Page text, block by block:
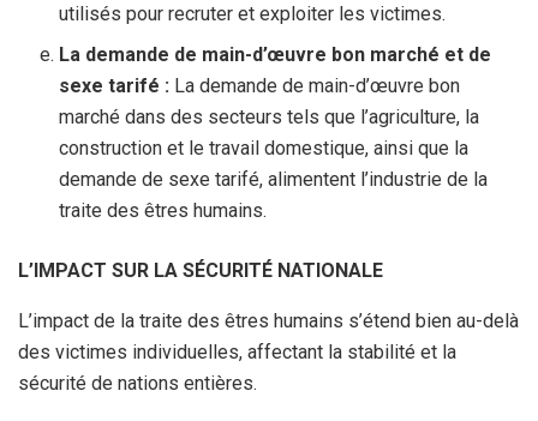
utilisés pour recruter et exploiter les victimes.
La demande de main-d’œuvre bon marché et de
sexe tarifé : La demande de main-d’œuvre bon
marché dans des secteurs tels que l’agriculture, la
construction et le travail domestique, ainsi que la
demande de sexe tarifé, alimentent l’industrie de la
traite des êtres humains.
L’IMPACT SUR LA SÉCURITÉ NATIONALE
L’impact de la traite des êtres humains s’étend bien au-delà
des victimes individuelles, affectant la stabilité et la
sécurité de nations entières.